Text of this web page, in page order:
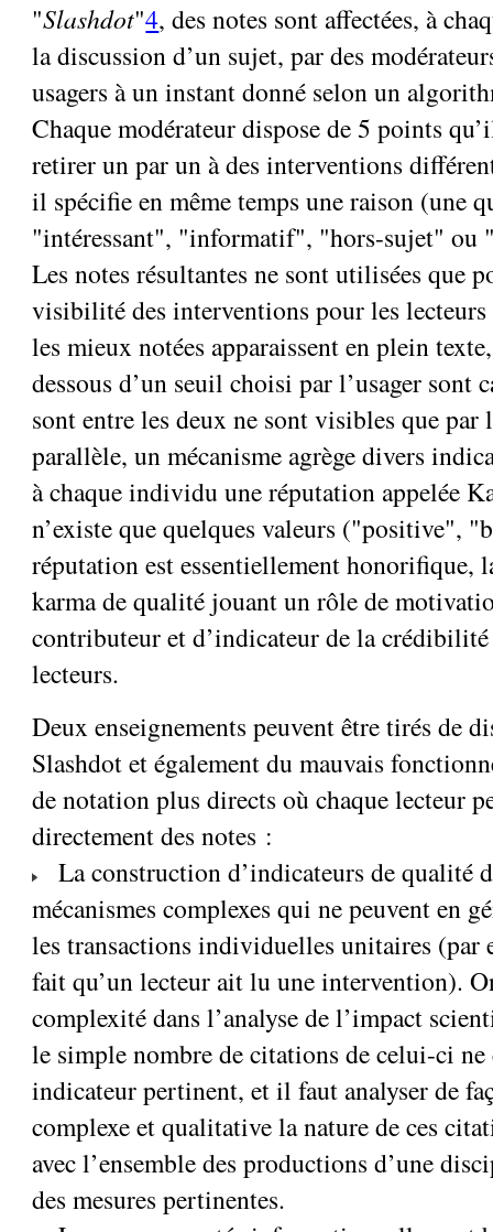
"Slashdot"4, des notes sont affectées, à
la discussion d’un sujet, par des
usagers à un instant donné selon un
Chaque modérateur dispose de 5 points
retirer un par un à des interventions
il spécifie en même temps une raison (une
"intéressant", "informatif", "hors-sujet" ou
Les notes résultantes ne sont utilisées que
visibilité des interventions pour les
les mieux notées apparaissent en plein
dessous d’un seuil choisi par l’usager sont
sont entre les deux ne sont visibles que
parallèle, un mécanisme agrège divers
à chaque individu une réputation appelée
n’existe que quelques valeurs ("positive",
réputation est essentiellement honorifique,
karma de qualité jouant un rôle de
contributeur et d’indicateur de la
lecteurs.
Deux enseignements peuvent être tirés de
Slashdot et également du mauvais
de notation plus directs où chaque lecteur
directement des notes :
La construction d’indicateurs de qualité
mécanismes complexes qui ne peuvent en
les transactions individuelles unitaires (par
fait qu’un lecteur ait lu une intervention).
complexité dans l’analyse de l’impact
le simple nombre de citations de celui-ci
indicateur pertinent, et il faut analyser de
complexe et qualitative la nature de ces
avec l’ensemble des productions d’une
des mesures pertinentes.